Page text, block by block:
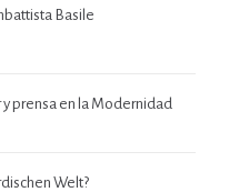
Basile
prensa en la Modernidad
Welt?